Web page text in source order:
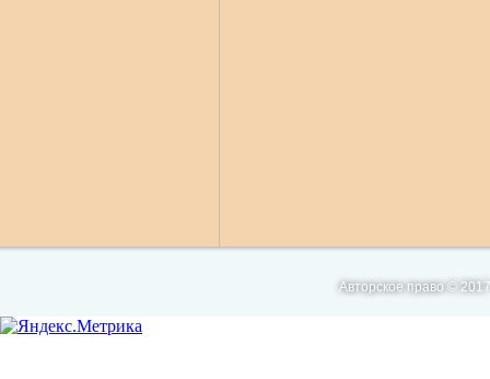
Авторское право ©